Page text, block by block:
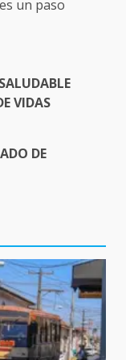
un paso
VIDAS
DE